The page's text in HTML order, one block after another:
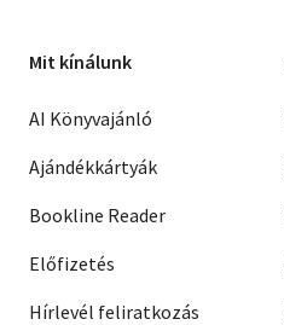
Mit kínálunk
AI Könyvajánló
Ajándékkártyák
Bookline Reader
Előfizetés
Hírlevél feliratkozás